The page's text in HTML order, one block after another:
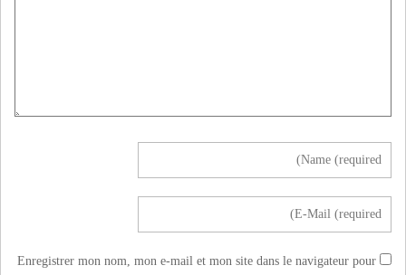
Enregistrer mon nom, mon e-mail et mon site dans le navigateur pour